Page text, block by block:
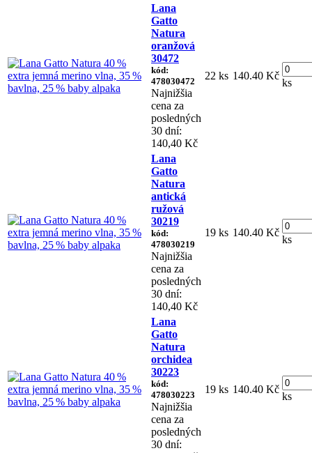
Lana
Gatto
Natura
oranžová
30472
kód:
478030472
Najnižšia
cena za
posledných
30 dní:
140,40 Kč
22 ks 140.40 Kč
ks
Lana
Gatto
Natura
antická
ružová
30219
kód:
478030219
Najnižšia
cena za
posledných
30 dní:
140,40 Kč
19 ks 140.40 Kč
ks
Lana
Gatto
Natura
orchidea
30223
kód:
478030223
Najnižšia
cena za
posledných
30 dní:
19 ks 140.40 Kč
ks